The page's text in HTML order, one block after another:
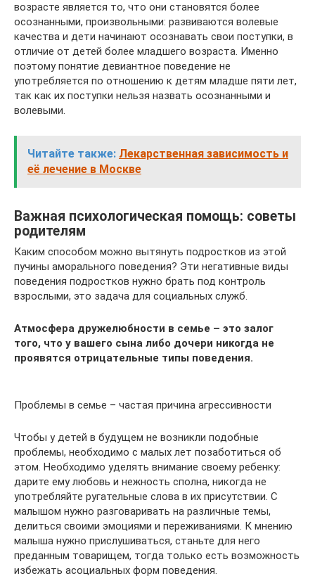
возрасте является то, что они становятся более
осознанными, произвольными: развиваются волевые
качества и дети начинают осознавать свои поступки, в
отличие от детей более младшего возраста. Именно
поэтому понятие девиантное поведение не
употребляется по отношению к детям младше пяти лет,
так как их поступки нельзя назвать осознанными и
волевыми.
Читайте также: Лекарственная зависимость и
её лечение в Москве
Важная психологическая помощь: советы
родителям
Каким способом можно вытянуть подростков из этой
пучины аморального поведения? Эти негативные виды
поведения подростков нужно брать под контроль
взрослыми, это задача для социальных служб.
Атмосфера дружелюбности в семье – это залог
того, что у вашего сына либо дочери никогда не
проявятся отрицательные типы поведения.
Проблемы в семье – частая причина агрессивности
Чтобы у детей в будущем не возникли подобные
проблемы, необходимо с малых лет позаботиться об
этом. Необходимо уделять внимание своему ребенку:
дарите ему любовь и нежность сполна, никогда не
употребляйте ругательные слова в их присутствии. С
малышом нужно разговаривать на различные темы,
делиться своими эмоциями и переживаниями. К мнению
малыша нужно прислушиваться, станьте для него
преданным товарищем, тогда только есть возможность
избежать асоциальных форм поведения.